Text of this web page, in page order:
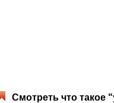
Смотреть что такое